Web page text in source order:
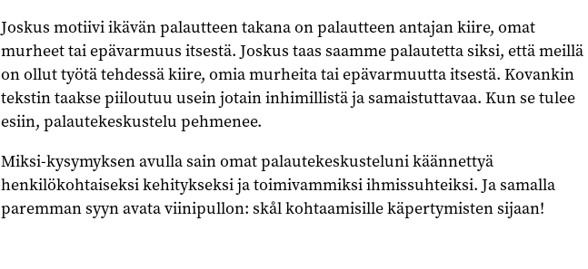
Joskus motiivi ikävän palautteen takana on palautteen antajan kiire, omat
murheet tai epävarmuus itsestä. Joskus taas saamme palautetta siksi, että meillä
on ollut työtä tehdessä kiire, omia murheita tai epävarmuutta itsestä. Kovankin
tekstin taakse piiloutuu usein jotain inhimillistä ja samaistuttavaa. Kun se tulee
esiin, palautekeskustelu pehmenee.
Miksi-kysymyksen avulla sain omat palautekeskusteluni käännettyä
henkilökohtaiseksi kehitykseksi ja toimivammiksi ihmissuhteiksi. Ja samalla
paremman syyn avata viinipullon: skål kohtaamisille käpertymisten sijaan!